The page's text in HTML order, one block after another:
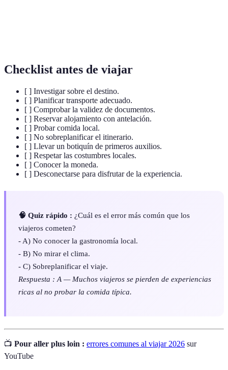
Checklist antes de viajar
[ ] Investigar sobre el destino.
[ ] Planificar transporte adecuado.
[ ] Comprobar la validez de documentos.
[ ] Reservar alojamiento con antelación.
[ ] Probar comida local.
[ ] No sobreplanificar el itinerario.
[ ] Llevar un botiquín de primeros auxilios.
[ ] Respetar las costumbres locales.
[ ] Conocer la moneda.
[ ] Desconectarse para disfrutar de la experiencia.
🧠 Quiz rápido : ¿Cuál es el error más común que los
viajeros cometen?
- A) No conocer la gastronomía local.
- B) No mirar el clima.
- C) Sobreplanificar el viaje.
Respuesta : A — Muchos viajeros se pierden de experiencias
ricas al no probar la comida típica.
📺 Pour aller plus loin : errores comunes al viajar 2026 sur
YouTube